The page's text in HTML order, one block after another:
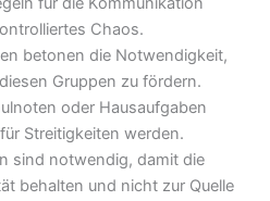
Chaos.
betonen die Notwendigkeit,
Gruppen zu fördern.
oder Hausaufgaben
Streitigkeiten werden.
sind notwendig, damit die
behalten und nicht zur Quelle